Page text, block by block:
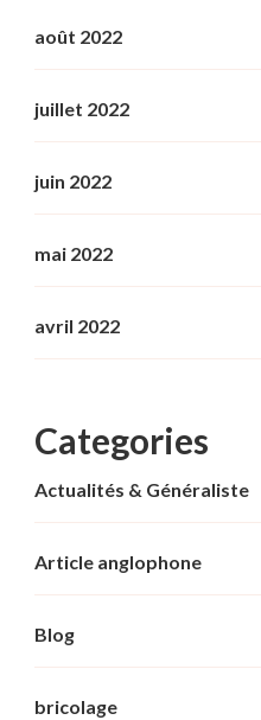
août 2022
juillet 2022
juin 2022
mai 2022
avril 2022
Categories
Actualités & Généraliste
Article anglophone
Blog
bricolage